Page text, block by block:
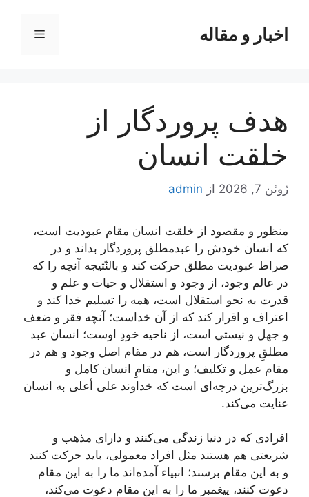
محتوااخبار و مقاله فهرست
هدف پروردگار از
خلقت انسان
ژوئن 7, 2026 از admin
منظور و مقصود از خلقت انسان مقام عبودیت است،
كه انسان خودش را عبدمطلق پروردگار بداند و در
صراط عبودیت مطلق حركت كند و بالنّتیجه آنچه را كه
در عالم وجود، از وجود و استقلال و حیات و علم و
قدرت به نحو استقلال است، همه را تسلیم خدا كند و
اعتراف و اقرار كند كه از آن خداست؛ آنچه فقر و ضعف
و جهل و نیستی است، از ناحیه خودِ اوست؛ انسان عبد
مطلقِ پروردگار است، هم در مقام اصل وجود و هم در
مقام عمل و تكلیف؛ و این، مقامِ انسان كامل و
بزرگ‌ترین درجه‌ای است كه خداوند علی أعلی به انسان
عنایت می‌كند.
افرادی كه در دنیا زندگی می‌كنند و دارای مذهب و
شریعتی هم هستند مثل افراد معمولی، باید حركت كنند
و به این مقام برسند؛ انبیاء آمده‌اند ما را به این مقام
دعوت كنند، پیغمبر ما را به این مقام دعوت می‌كند،